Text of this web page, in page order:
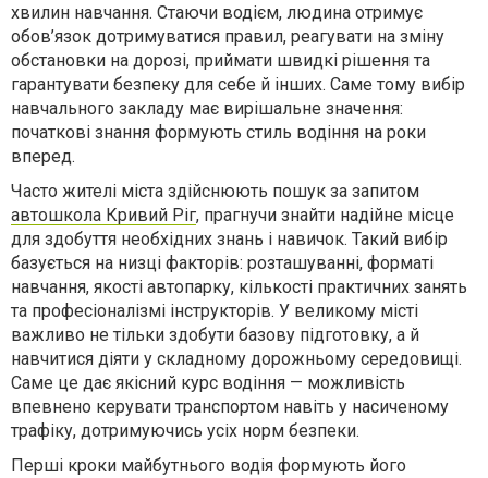
хвилин навчання. Стаючи водієм, людина отримує
обов’язок дотримуватися правил, реагувати на зміну
обстановки на дорозі, приймати швидкі рішення та
гарантувати безпеку для себе й інших. Саме тому вибір
навчального закладу має вирішальне значення:
початкові знання формують стиль водіння на роки
вперед.
Часто жителі міста здійснюють пошук за запитом
автошкола Кривий Ріг, прагнучи знайти надійне місце
для здобуття необхідних знань і навичок. Такий вибір
базується на низці факторів: розташуванні, форматі
навчання, якості автопарку, кількості практичних занять
та професіоналізмі інструкторів. У великому місті
важливо не тільки здобути базову підготовку, а й
навчитися діяти у складному дорожньому середовищі.
Саме це дає якісний курс водіння — можливість
впевнено керувати транспортом навіть у насиченому
трафіку, дотримуючись усіх норм безпеки.
Перші кроки майбутнього водія формують його